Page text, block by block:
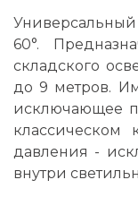
60°.
складского
до 9 метров.
исключающее
классическом
давления -
внутри